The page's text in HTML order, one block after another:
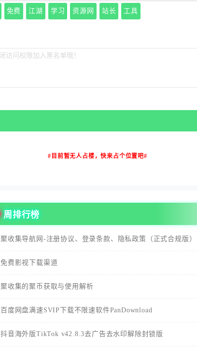
免费 江湖 学习 资源网 站长 工具
#目前暂无人占楼，快来占个位置吧#
周排行榜
聚收集导航网-注册协议、登录条款、隐私政策（正式合规版）
免费影视下载渠道
聚收集的聚币获取与使用解析
百度网盘满速SVIP下载不限速软件PanDownload
抖音海外版TikTok v42.8.3去广告去水印解除封锁版